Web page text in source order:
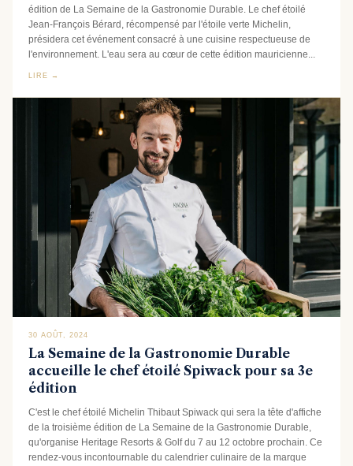
édition de La Semaine de la Gastronomie Durable. Le chef étoilé
Jean-François Bérard, récompensé par l'étoile verte Michelin,
présidera cet événement consacré à une cuisine respectueuse de
l'environnement. L'eau sera au cœur de cette édition mauricienne...
LIRE →
30 AOÛT, 2024
La Semaine de la Gastronomie Durable
accueille le chef étoilé Spiwack pour sa 3e
édition
C'est le chef étoilé Michelin Thibaut Spiwack qui sera la tête d'affiche
de la troisième édition de La Semaine de la Gastronomie Durable,
qu'organise Heritage Resorts & Golf du 7 au 12 octobre prochain. Ce
rendez-vous incontournable du calendrier culinaire de la marque